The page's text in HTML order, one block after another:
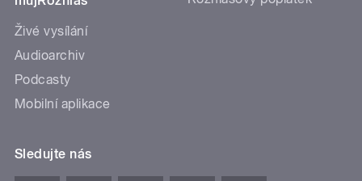
Živé vysílání
Audioarchiv
Podcasty
Mobilní aplikace
Sledujte nás